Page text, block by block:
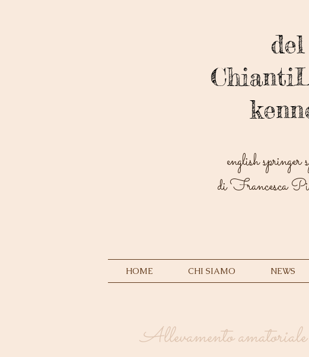
del
english springer
di Francesca
HOME CHI SIAMO NEWS
Allevamento amatoriale